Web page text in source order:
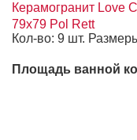
Керамогранит Love
79х79 Pol Rett
Кол-во: 9 шт.
Площадь ванной